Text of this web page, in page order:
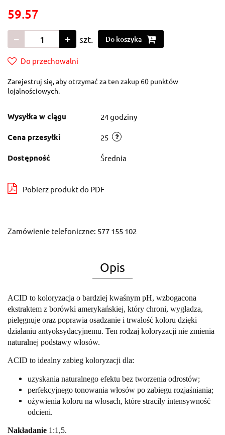
59.57
szt. Do koszyka
Do przechowalni
Zarejestruj się, aby otrzymać za ten zakup 60 punktów
lojalnościowych.
Wysyłka w ciągu 24 godziny
Cena przesyłki 25
Dostępność Średnia
Pobierz produkt do PDF
Zamówienie telefoniczne: 577 155 102
Opis
ACID to koloryzacja o bardziej kwaśnym pH, wzbogacona
ekstraktem z borówki amerykańskiej, który chroni, wygładza,
pielęgnuje oraz poprawia osadzanie i trwałość koloru dzięki
działaniu antyoksydacyjnemu. Ten rodzaj koloryzacji nie zmienia
naturalnej podstawy włosów.
ACID to idealny zabieg koloryzacji dla:
uzyskania naturalnego efektu bez tworzenia odrostów;
perfekcyjnego tonowania włosów po zabiegu rozjaśniania;
ożywienia koloru na włosach, które straciły intensywność
odcieni.
Nakładanie 1:1,5.